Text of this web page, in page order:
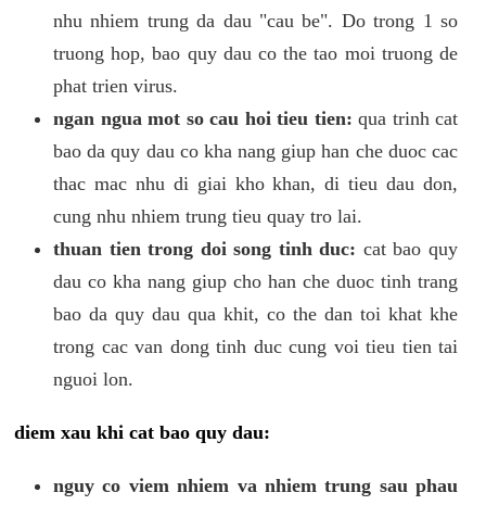
nhu nhiem trung da dau "cau be". Do trong 1 so
truong hop, bao quy dau co the tao moi truong de
phat trien virus.
ngan ngua mot so cau hoi tieu tien: qua trinh cat
bao da quy dau co kha nang giup han che duoc cac
thac mac nhu di giai kho khan, di tieu dau don,
cung nhu nhiem trung tieu quay tro lai.
thuan tien trong doi song tinh duc: cat bao quy
dau co kha nang giup cho han che duoc tinh trang
bao da quy dau qua khit, co the dan toi khat khe
trong cac van dong tinh duc cung voi tieu tien tai
nguoi lon.
diem xau khi cat bao quy dau:
nguy co viem nhiem va nhiem trung sau phau